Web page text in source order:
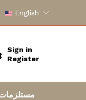
English
Sign in
Register